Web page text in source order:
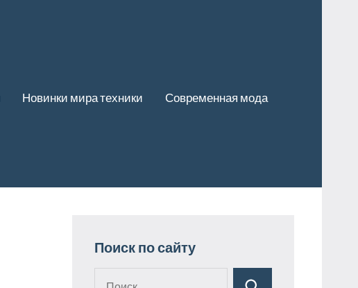
Новинки мира техники Современная мода
Поиск по сайту